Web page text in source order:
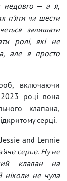
недовго — а я,
п'яти чи шести
залишати
ролі, які не
але я просто
включаючи
році вона
клапана,
серці.
and Lennie
серце. Ну не
клапан на
не чула